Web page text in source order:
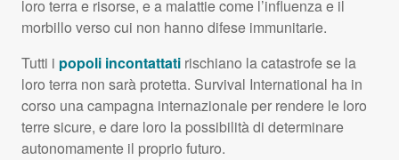
loro terra e risorse, e a malattie come l’influenza e il
morbillo verso cui non hanno difese immunitarie.
Tutti i popoli incontattati rischiano la catastrofe se la
loro terra non sarà protetta. Survival International ha in
corso una campagna internazionale per rendere le loro
terre sicure, e dare loro la possibilità di determinare
autonomamente il proprio futuro.